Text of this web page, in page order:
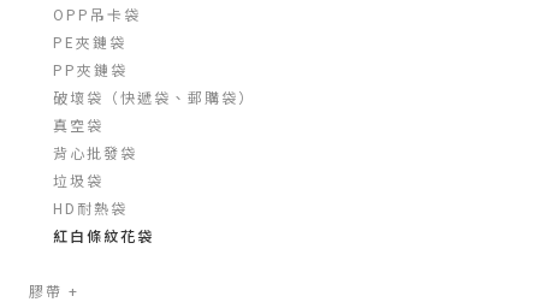
OPP吊卡袋
PE夾鏈袋
PP夾鏈袋
破壞袋（快遞袋、郵購袋）
真空袋
背心批發袋
垃圾袋
HD耐熱袋
紅白條紋花袋
膠帶 +